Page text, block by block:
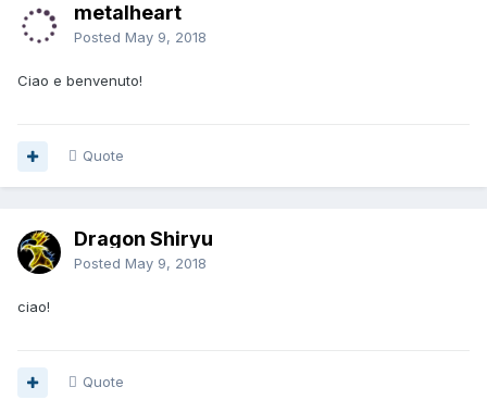
metalheart
Posted May 9, 2018
Ciao e benvenuto!
Quote
Dragon Shiryu
Posted May 9, 2018
ciao!
Quote